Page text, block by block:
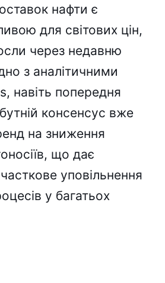
нафти є
для світових цін,
через недавню
з аналітичними
навіть попередня
консенсус вже
на зниження
що дає
уповільнення
у багатьох